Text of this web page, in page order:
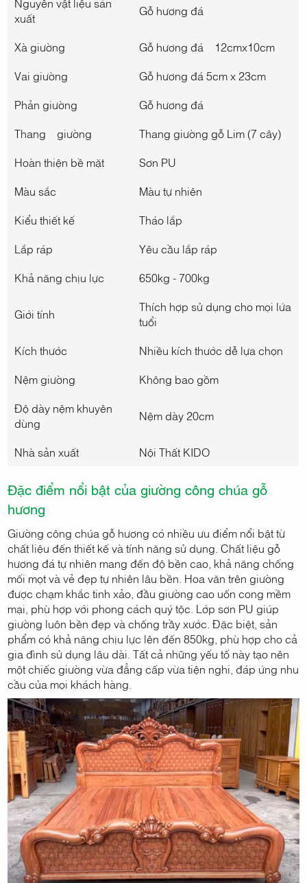
xuất
Gỗ hương đá
Xà giường Gỗ hương đá 12cmx10cm
Vai giường
Gỗ hương đá5cm x 23cm
Phản giường
Gỗ hương đá
Thang giường
Thang giường gỗ Lim (7 cây)
Hoàn thiện bề mặt
Sơn PU
Màu sắc
Màu tự nhiên
Kiểu thiết kế
Tháo lắp
Lắp ráp
Yêu cầu lắp ráp
Khả năng chịu lực
650kg - 700kg
Giới tính
Thích hợp sử dụng cho mọi lứa
tuổi
Kích thước
Nhiều kích thước dễ lựa chọn
Nệm giường
Không bao gồm
Độ dày nệm khuyên
dùng
Nệm dày 20cm
Nhà sản xuất Nội Thất KIDO
Đặc điểm nổi bật của giường công chúa gỗ
hương
Giường công chúa gỗ hương có nhiều ưu điểm nổi bật từ
chất liệu đến thiết kế và tính năng sử dụng. Chất liệu gỗ
hương đá tự nhiên mang đến độ bền cao, khả năng chống
mối mọt và vẻ đẹp tự nhiên lâu bền. Hoa văn trên giường
được chạm khắc tinh xảo, đầu giường cao uốn cong mềm
mại, phù hợp với phong cách quý tộc. Lớp sơn PU giúp
giường luôn bền đẹp và chống trầy xước. Đặc biệt, sản
phẩm có khả năng chịu lực lên đến 850kg, phù hợp cho cả
gia đình sử dụng lâu dài. Tất cả những yếu tố này tạo nên
một chiếc giường vừa đẳng cấp vừa tiện nghi, đáp ứng nhu
cầu của mọi khách hàng.